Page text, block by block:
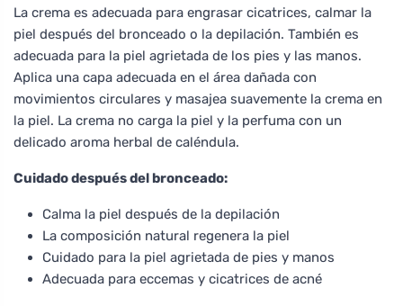
La crema es adecuada para engrasar cicatrices, calmar la
piel después del bronceado o la depilación. También es
adecuada para la piel agrietada de los pies y las manos.
Aplica una capa adecuada en el área dañada con
movimientos circulares y masajea suavemente la crema en
la piel. La crema no carga la piel y la perfuma con un
delicado aroma herbal de caléndula.
Cuidado después del bronceado:
Calma la piel después de la depilación
La composición natural regenera la piel
Cuidado para la piel agrietada de pies y manos
Adecuada para eccemas y cicatrices de acné